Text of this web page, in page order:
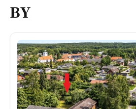
BY